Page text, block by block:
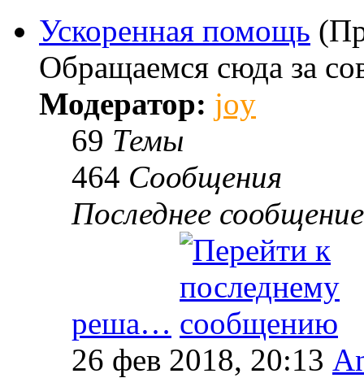
Ускоренная помощь
Обращаемся сюда за
Модератор: joy
69 Темы
464 Сообщения
Последнее сообщение
реша…
26 фев 2018, 20:13